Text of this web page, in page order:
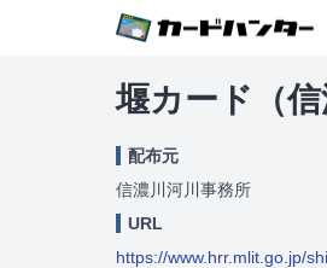
堰カード（信
配布元
信濃川河川事務所
URL
https://www.hrr.mlit.go.jp/